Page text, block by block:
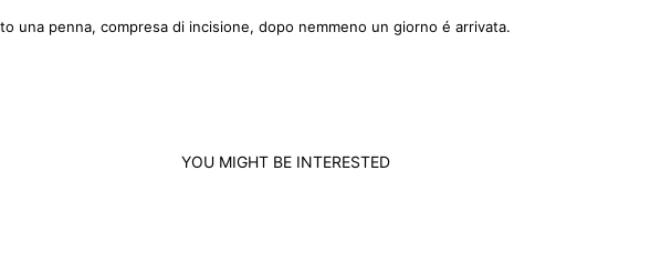
una penna, compresa di incisione, dopo nemmeno un giorno é arrivata.
YOU MIGHT BE INTERESTED